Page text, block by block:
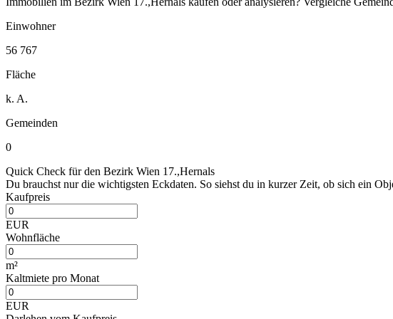
Einwohner
56 767
Fläche
k. A.
Gemeinden
0
Quick Check für den Bezirk Wien 17.,Hernals
Du brauchst nur die wichtigsten Eckdaten. So siehst du in kurzer Zeit, ob sich ein
Kaufpreis
EUR
Wohnfläche
m²
Kaltmiete pro Monat
EUR